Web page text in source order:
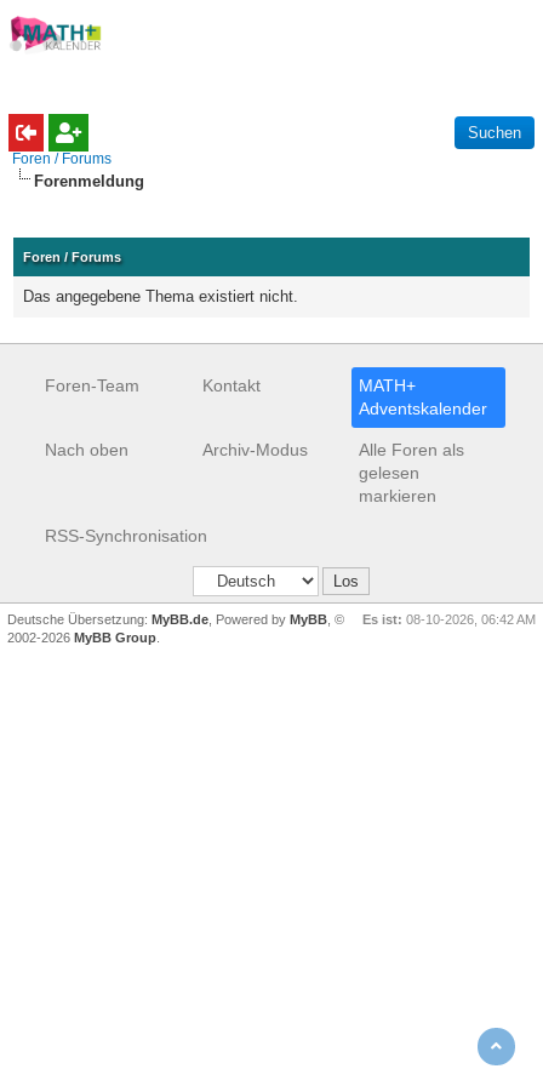
Foren / Forums
Forenmeldung
Foren / Forums
Das angegebene Thema existiert nicht.
Foren-Team Kontakt
MATH+
Adventskalender
Nach oben Archiv-Modus
Alle Foren als
gelesen
markieren
RSS-Synchronisation
Es ist: 08-10-2026, 06:42 AM
Deutsche Übersetzung: MyBB.de , Powered by MyBB , ©
2002-2026 MyBB Group